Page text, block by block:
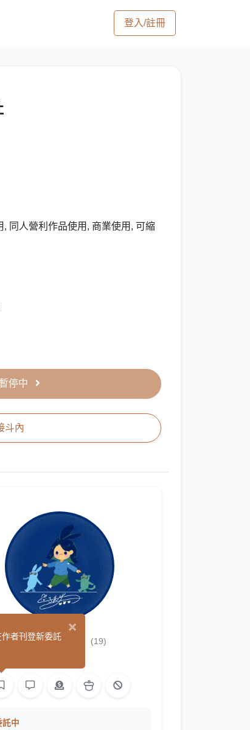
登入/註冊
同人營利作品使用, 商業使用, 可縮
停中
斗內
兔子先生 (19)
託中
×
者刊登新委託